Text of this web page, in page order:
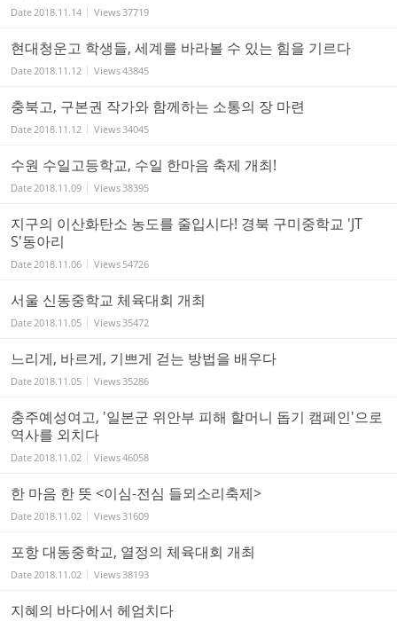
Date 2018.11.14 Views 37719
현대청운고 학생들, 세계를 바라볼 수 있는 힘을 기르다
Date 2018.11.12 Views43845
충북고, 구본권 작가와 함께하는 소통의 장 마련
Date 2018.11.12 Views 34045
수원 수일고등학교, 수일 한마음 축제 개최!
Date 2018.11.09 Views 38395
지구의 이산화탄소 농도를 줄입시다! 경북 구미중학교 'JT
S'동아리
Date 2018.11.06 Views 54726
서울 신동중학교 체육대회 개최
Date 2018.11.05 Views 35472
느리게, 바르게, 기쁘게 걷는 방법을 배우다
Date 2018.11.05 Views 35286
충주예성여고, '일본군 위안부 피해 할머니 돕기 캠페인'으로
역사를 외치다
Date 2018.11.02 Views46058
한 마음 한 뜻 <이심-전심 들뫼소리축제>
Date 2018.11.02 Views 31609
포항 대동중학교, 열정의 체육대회 개최
Date 2018.11.02 Views 38193
지혜의 바다에서 헤엄치다